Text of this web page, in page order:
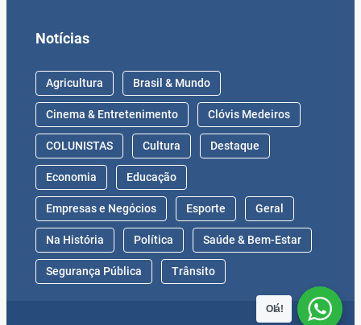
Notícias
Agricultura Brasil & Mundo
Cinema & Entretenimento Clóvis Medeiros
COLUNISTAS Cultura Destaque
Economia Educação
Empresas e Negócios Esporte Geral
Na História Política Saúde & Bem-Estar
Segurança Pública Trânsito
Olá!